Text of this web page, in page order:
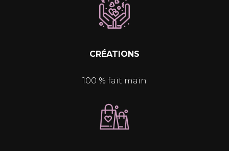
CRÉATIONS
100 % fait main